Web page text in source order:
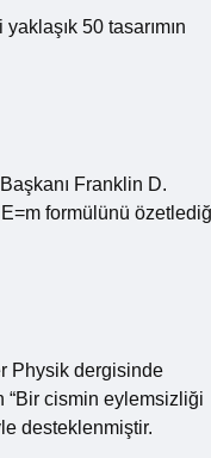
50 tasarımın
Franklin D.
formülünü
Physik dergisinde
“Bir cismin eylemsizliği
desteklenmiştir.